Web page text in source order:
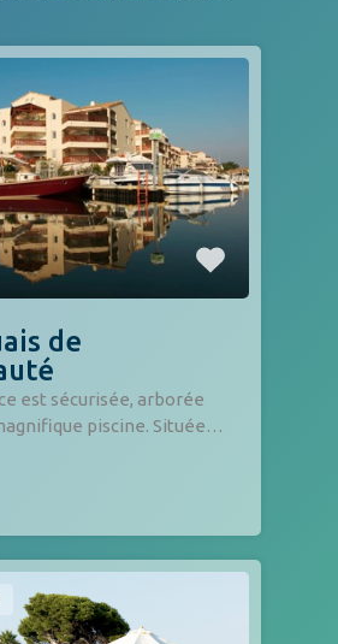
de
est sécurisée, arborée
piscine. Située…